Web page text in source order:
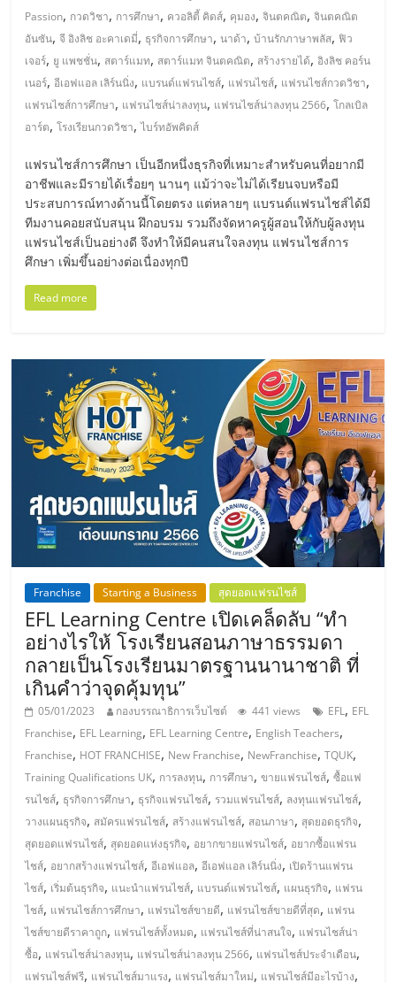
ศูนย์
รวม
แฟ
รน
ไชส์
พร้อม
ทำเล
สำหรับ
เปิด
ร้าน
ปรึกษา
ฟรี,
บริการ
พัฒนา
ระบบ
แฟ
รน
ไชส์"
"ศูนย์
รวม
ข้อมูล
ธุรกิจ
SME
Passion, กวดวิชา, การศึกษา, ควอลิตี้ คิดส์, คุมอง,จินตคณิต,จินตคณิต
อันซัน,จี อิงลิช อะคาเดมี่, ธุรกิจการศึกษา,นาด้า,บ้านรักภาษาพลัส,ฟิว
เจอร์, ยู แพชชั่น, สตาร์แมท, สตาร์แมท จินตคณิต, สร้างรายได้,อิงลิช คอร์น
เนอร์,อีเอฟแอล เลิร์นนิ่ง, แบรนด์แฟรนไชส์, แฟรนไชส์, แฟรนไชส์กวดวิชา,
แฟรนไชส์การศึกษา, แฟรนไชส์น่าลงทุน, แฟรนไชส์น่าลงทุน 2566,โกลเบิล
อาร์ต,โรงเรียนกวดวิชา,ไบร์ทอัพคิดส์
แฟรนไชส์การศึกษา เป็นอีกหนึ่งธุรกิจที่เหมาะสำหรับคนที่อยากมี
อาชีพและมีรายได้เรื่อยๆ นานๆ แม้ว่าจะไม่ได้เรียนจบหรือมี
ประสบการณ์ทางด้านนี้โดยตรง แต่หลายๆ แบรนด์แฟรนไชส์ได้มี
ทีมงานคอยสนับสนุน ฝึกอบรม รวมถึงจัดหาครูผู้สอนให้กับผู้ลงทุน
แฟรนไชส์เป็นอย่างดี จึงทำให้มีคนสนใจลงทุน แฟรนไชส์การ
ศึกษา เพิ่มขึ้นอย่างต่อเนื่องทุกปี
Read more
Franchise Starting a Business สุดยอดแฟรนไชส์
EFL Learning Centre เปิดเคล็ดลับ “ทำ
อย่างไรให้ โรงเรียนสอนภาษาธรรมดา
กลายเป็นโรงเรียนมาตรฐานนานาชาติ ที่
เกินคำว่าจุดคุ้มทุน”
05/01/2023 กองบรรณาธิการเว็บไซต์ 441 views EFL, EFL
Franchise, EFL Learning, EFL Learning Centre, English Teachers,
Franchise, HOT FRANCHISE, New Franchise, NewFranchise,TQUK,
Training Qualifications UK, การลงทุน, การศึกษา,ขายแฟรนไชส์,ซื้อแฟ
รนไชส์, ธุรกิจการศึกษา, ธุรกิจแฟรนไชส์, รวมแฟรนไชส์, ลงทุนแฟรนไชส์,
วางแผนธุรกิจ, สมัครแฟรนไชส์, สร้างแฟรนไชส์, สอนภาษา, สุดยอดธุรกิจ,
สุดยอดแฟรนไชส์, สุดยอดแห่งธุรกิจ, อยากขายแฟรนไชส์, อยากซื้อแฟรน
ไชส์, อยากสร้างแฟรนไชส์,อีเอฟแอล,อีเอฟแอล เลิร์นนิ่ง, เปิดร้านแฟรน
ไชส์, เริ่มต้นธุรกิจ, แนะนำแฟรนไชส์, แบรนด์แฟรนไชส์, แผนธุรกิจ, แฟรน
ไชส์, แฟรนไชส์การศึกษา, แฟรนไชส์ขายดี, แฟรนไชส์ขายดีที่สุด, แฟรน
ไชส์ขายดีราคาถูก, แฟรนไชส์ทั้งหมด, แฟรนไชส์ที่น่าสนใจ, แฟรนไชส์น่า
ซื้อ, แฟรนไชส์น่าลงทุน, แฟรนไชส์น่าลงทุน 2566, แฟรนไชส์ประจำเดือน,
แฟรนไชส์ฟรี, แฟรนไชส์มาแรง, แฟรนไชส์มาใหม่, แฟรนไชส์มีอะไรบ้าง,